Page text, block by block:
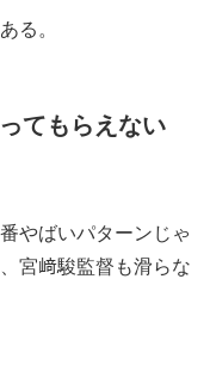
る。
てもらえない
やばいパターンじゃ
宮﨑駿監督も滑らな